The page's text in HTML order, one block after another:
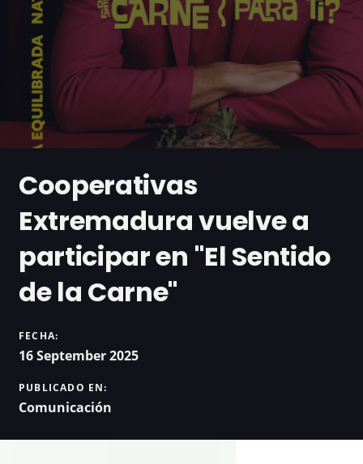
Cooperativas
Extremadura vuelve a
participar en "El Sentido
de la Carne"
FECHA:
16 September 2025
PUBLICADO EN:
Comunicación